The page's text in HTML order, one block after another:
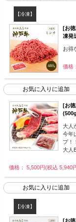
【冷凍】
[お
凍発
お得
価格
[お
大人
今年
プ！！
大人
価格： 5,500円(税込 5,940
【冷凍】
[お